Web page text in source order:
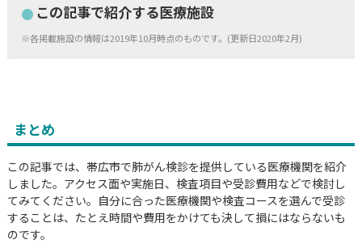
この記事で紹介する医療施設
※各掲載施設の情報は2019年10月時点のものです。(更新日2020年2月)
まとめ
この記事では、帯広市で肺がん検診を提供している医療機関を紹介
しました。アクセス面や実施日、検査項目や受診費用などで検討し
てみてください。自分に合った医療機関や検査コースを選んで受診
することは、たとえ時間や費用をかけても決して損にはならないも
のです。